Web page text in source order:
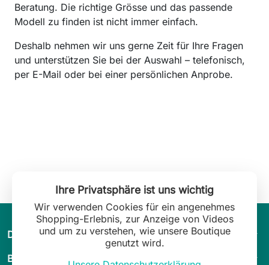
Beratung. Die richtige Grösse und das passende
Modell zu finden ist nicht immer einfach.
Deshalb nehmen wir uns gerne Zeit für Ihre Fragen
und unterstützen Sie bei der Auswahl – telefonisch,
per E-Mail oder bei einer persönlichen Anprobe.
Die Welt von Leilani Lingerie arrow_drop_down
Beratung arrow_drop_down
Ihre Privatsphäre ist uns wichtig
Wir verwenden Cookies für ein angenehmes
Shopping-Erlebnis, zur Anzeige von Videos
und um zu verstehen, wie unsere Boutique
genutzt wird.